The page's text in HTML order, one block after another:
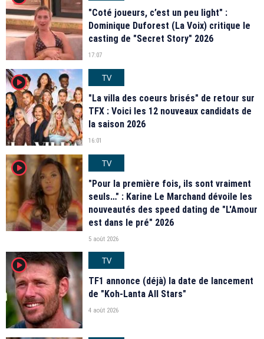
"Coté joueurs, c’est un peu light" :
Dominique Duforest (La Voix) critique le
casting de "Secret Story" 2026
17:07
player2
TV
"La villa des coeurs brisés" de retour sur
TFX : Voici les 12 nouveaux candidats de
la saison 2026
16:01
player2
TV
"Pour la première fois, ils sont vraiment
seuls…" : Karine Le Marchand dévoile les
nouveautés des speed dating de "L'Amour
est dans le pré" 2026
5 août 2026
player2
TV
TF1 annonce (déjà) la date de lancement
de "Koh-Lanta All Stars"
4 août 2026